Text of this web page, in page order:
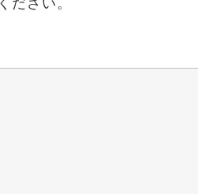
ださい。